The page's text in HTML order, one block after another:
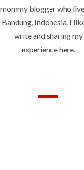
mommy blogger who
Bandung, Indonesia. I
write and sharing my
experience here.